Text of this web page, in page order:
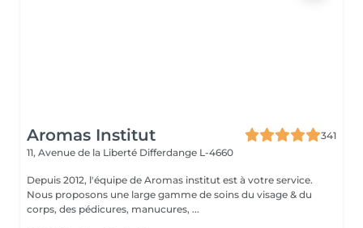
Aromas Institut
341
11, Avenue de la Liberté Differdange L-4660
Depuis 2012, l'équipe de Aromas institut est à votre service.
Nous proposons une large gamme de soins du visage & du
corps, des pédicures, manucures, ...